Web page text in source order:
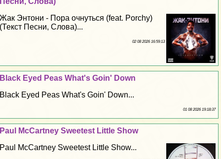
Жак Энтони - Пора очнуться (feat. Porchy)
(Текст Песни, Слова)...
02 08 2026 16:59:13
Black Eyed Peas What's Goin' Down
Black Eyed Peas What's Goin' Down...
01 08 2026 19:18:37
Paul McCartney Sweetest Little Show
Paul McCartney Sweetest Little Show...